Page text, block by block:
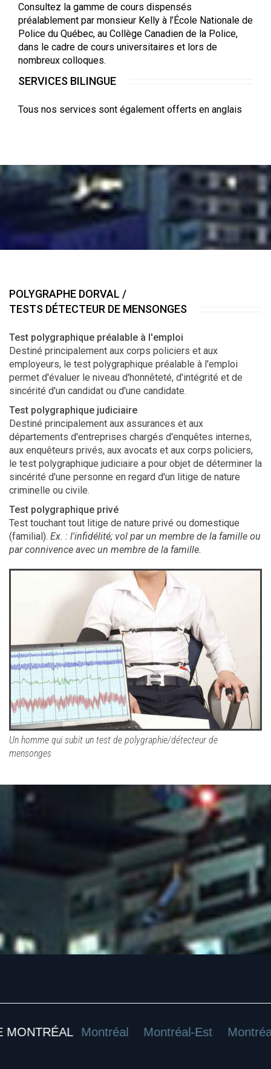
Consultez la gamme de cours dispensés
préalablement par monsieur Kelly à l’École Nationale de
Police du Québec, au Collège Canadien de la Police,
dans le cadre de cours universitaires et lors de
nombreux colloques.
SERVICES BILINGUE
Tous nos services sont également offerts en anglais
POLYGRAPHE DORVAL /
TESTS DÉTECTEUR DE MENSONGES
Test polygraphique préalable à l'emploi
Destiné principalement aux corps policiers et aux
employeurs, le test polygraphique préalable à l'emploi
permet d'évaluer le niveau d'honnêteté, d'intégrité et de
sincérité d'un candidat ou d'une candidate.
Test polygraphique judiciaire
Destiné principalement aux assurances et aux
départements d'entreprises chargés d'enquêtes internes,
aux enquêteurs privés, aux avocats et aux corps policiers,
le test polygraphique judiciaire a pour objet de déterminer la
sincérité d'une personne en regard d'un litige de nature
criminelle ou civile.
Test polygraphique privé
Test touchant tout litige de nature privé ou domestique
(familial). Ex. : l'infidélité; vol par un membre de la famille ou
par connivence avec un membre de la famille.
Un homme qui subit un test de polygraphie/détecteur de
mensonges
Montréal Montréal-Est Montréal-